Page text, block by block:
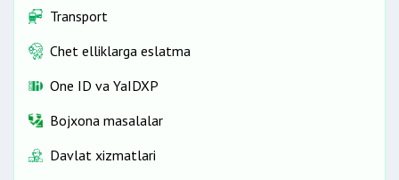
Transport
Chet elliklarga eslatma
One ID vа YaIDXP
Bojxona masalalar
Davlat xizmatlari